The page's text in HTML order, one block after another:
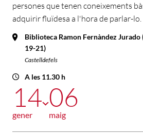
persones que tenen coneixements
adquirir fluïdesa a l'hora de parlar-lo.
Biblioteca Ramon Fernàndez Jurado
19-21)
Castelldefels
A les 11.30 h
14
gener
06
maig